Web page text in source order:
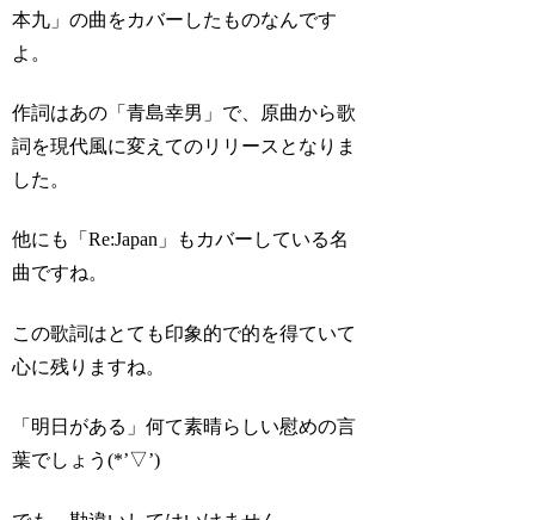
本九」の曲をカバーしたものなんです
よ。
作詞はあの「青島幸男」で、原曲から歌
詞を現代風に変えてのリリースとなりま
した。
他にも「Re:Japan」もカバーしている名
曲ですね。
この歌詞はとても印象的で的を得ていて
心に残りますね。
「明日がある」何て素晴らしい慰めの言
葉でしょう(*’▽’)